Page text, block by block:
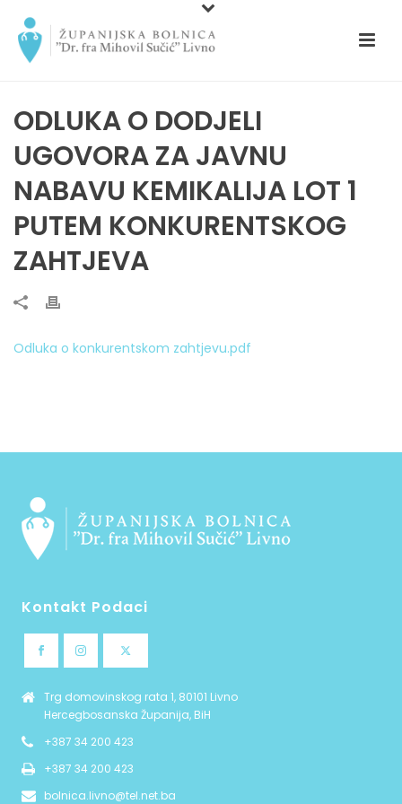
ODLUKA O DODJELI
UGOVORA ZA JAVNU
NABAVU KEMIKALIJA LOT 1
PUTEM KONKURENTSKOG
ZAHTJEVA
Odluka o konkurentskom zahtjevu.pdf
Kontakt Podaci
Trg domovinskog rata 1, 80101 Livno
Hercegbosanska Županija, BiH
+387 34 200 423
+387 34 200 423
bolnica.livno@tel.net.ba